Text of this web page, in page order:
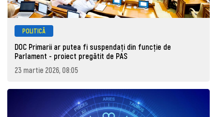
POLITICĂ
DOC Primarii ar putea fi suspendați din funcție de
Parlament - proiect pregătit de PAS
23 martie 2026, 08:05